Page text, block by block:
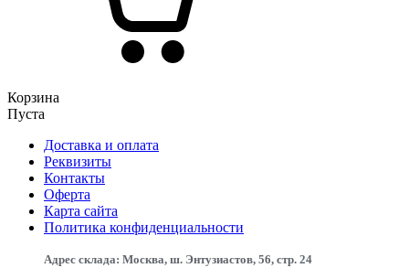
Корзина
Пуста
Доставка и оплата
Реквизиты
Контакты
Оферта
Карта сайта
Политика конфиденциальности
Адрес склада: Москва, ш. Энтузиастов, 56, стр. 24